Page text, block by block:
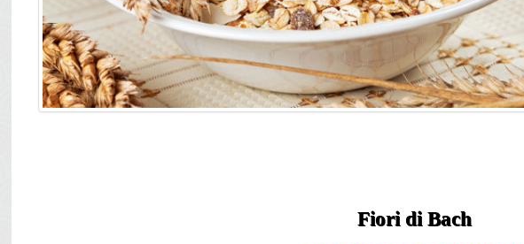
Fiori di Bach